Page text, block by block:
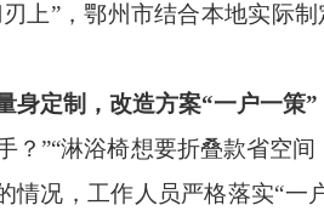
上”，鄂州市结合本地实际
身定制，改造方案“一户一策”
”“淋浴椅想要折叠款省空间
况，工作人员严格落实“一